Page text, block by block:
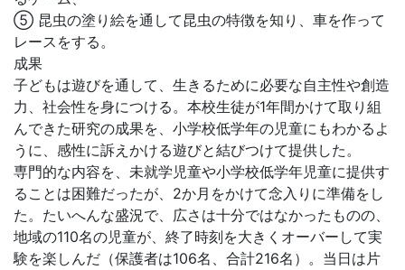
⑤ 昆虫の塗り絵を通して昆虫の特徴を知り、車を作って
レースをする。
成果
子どもは遊びを通して、生きるために必要な自主性や創造
力、社会性を身につける。本校生徒が1年間かけて取り組
んできた研究の成果を、小学校低学年の児童にもわかるよ
うに、感性に訴えかける遊びと結びつけて提供した。
専門的な内容を、未就学児童や小学校低学年児童に提供す
ることは困難だったが、2か月をかけて念入りに準備をし
た。たいへんな盛況で、広さは十分ではなかったものの、
地域の110名の児童が、終了時刻を大きくオーバーして実
験を楽しんだ（保護者は106名、合計216名）。当日は片